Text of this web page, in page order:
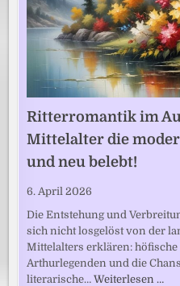
Ritterromantik im
Mittelalter die
und neu belebt!
6. April 2026
Die Entstehung und
sich nicht losgelöst von der
Mittelalters erklären:
Arthurlegenden und die
literarische…Weiterlesen …